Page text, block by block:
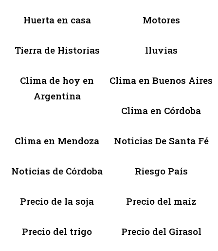
Huerta en casa Motores
Tierra de Historias lluvias
Clima de hoy en
Argentina
Clima en Buenos Aires
Clima en Córdoba
Clima en Mendoza Noticias De Santa Fé
Noticias de Córdoba Riesgo País
Precio de la soja Precio del maíz
Precio del trigo Precio del Girasol